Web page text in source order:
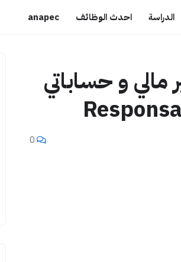
الدراسة احدث الوظائف anapec
و حساباتي
0